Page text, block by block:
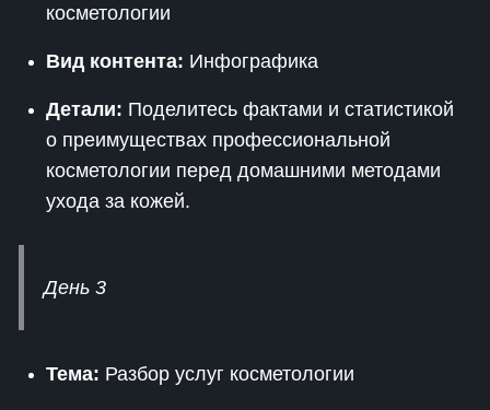
косметологии
Вид контента: Инфографика
Детали: Поделитесь фактами и статистикой
о преимуществах профессиональной
косметологии перед домашними методами
ухода за кожей.
День 3
Тема: Разбор услуг косметологии